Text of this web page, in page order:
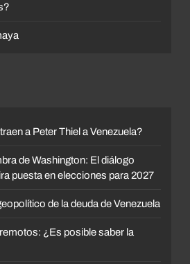
a Peter Thiel a Venezuela?
de Washington: El diálogo
puesta en elecciones para 2027
de la deuda de Venezuela
¿Es posible saber la